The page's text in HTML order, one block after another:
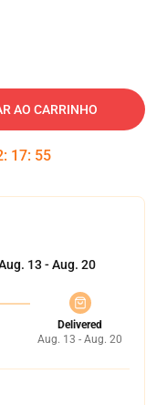
AO CARRINHO
: 17: 54
13 - Aug. 20
Delivered
Aug. 13 - Aug. 20